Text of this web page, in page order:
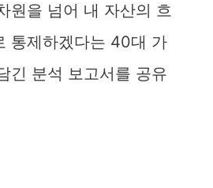
원을 넘어 내 자산의 흐
통제하겠다는 40대 가
긴 분석 보고서를 공유